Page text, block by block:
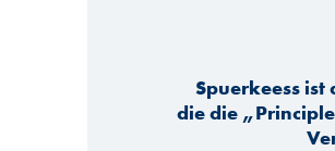
Spuerkeess
die die